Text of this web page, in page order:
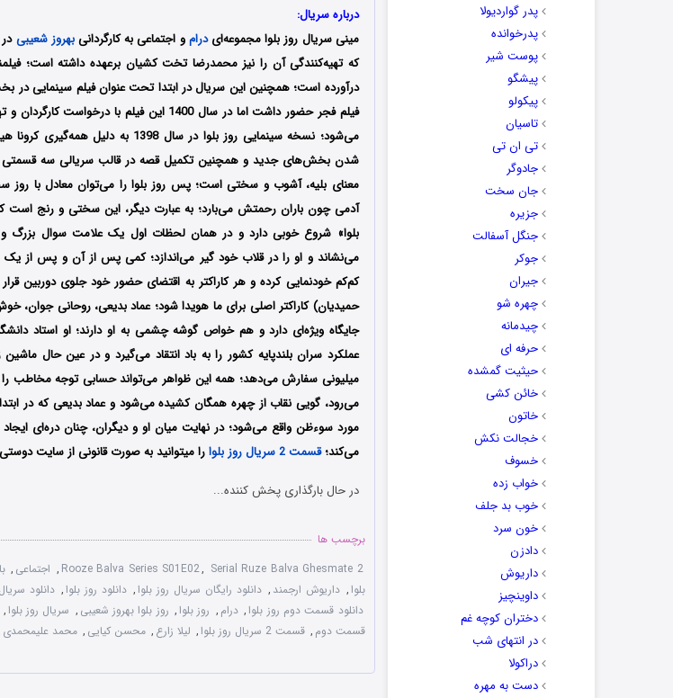
پدر گواردیولا
پدرخوانده
پوست شیر
پیشگو
پیکولو
تاسیان
تی ان تی
جادوگر
جان سخت
جزیره
جنگل آسفالت
جوکر
جیران
چهره شو
چیدمانه
حرفه ای
حیثیت گمشده
خائن کشی
خاتون
خجالت نکش
خسوف
خواب زده
خوب بد جلف
خون سرد
دادزن
داریوش
داوینچیز
دختران کوچه غم
در انتهای شب
دراکولا
دست به مهره
درباره سریال:
مینی سریال روز بلوا مجموعه‌ایدرامو اجتماعی به کارگردانیبهروز شعیبی
که تهیه‌کنندگی آن را نیز محمدرضا تخت کشیان برعهده داشته است؛
درآورده است؛ همچنین این سریال در ابتدا تحت عنوان فیلم سینمایی
فیلم فجر حضور داشت اما در سال 1400 این
می‌شود؛ نسخه سینمایی روز بلوا در سال
شدن بخش‌های جدید و همچنین تکمیل قصه در قالب سریالی سه قسمتی
معنای بلیه، آشوب و سختی است؛ پس روز بلوا را می‌توان معادل با
آدمی چون باران رحمتش می‌بارد؛ به عبارت دیگر، این سختی و رنج است
بلوا» شروع خوبی دارد و در همان لحظات اول یک علامت سوال
می‌نشاند و او را در قلاب خود گیر می‌اندازد؛ کمی پس از آن و پس از
کم‌کم خودنمایی کرده و هر کاراکتر به اقتضای حضور خود جلوی دوربین
حمیدیان) کاراکتر اصلی برای ما هویدا شود؛ عماد بدیعی، روحانی
جایگاه ویژه‌ای دارد و هم خواص گوشه‌ چشمی به او دارند؛ او استاد
عملکرد سران بلندپایه‌ کشور را به باد انتقاد می‌گیرد و در عین حال
میلیونی سفارش می‌دهد؛ همه‌ این ظواهر می‌تواند حسابی توجه مخاطب
می‌رود، گویی نقاب از چهره‌ همگان کشیده می‌شود و عماد بدیعی که در
مورد سوءظن واقع می‌شود؛ در نهایت میان او و دیگران، چنان دره‌ای
می‌کند؛قسمت 2 سریال روز بلوا را میتوانید به صورت قانونی از سایت
در حال بارگذاری پخش کننده...
برچسب ها
Rooze Balva Series S01E02, Serial Ruze Balva Ghesmate 2
, اجتماعی ,
بلوا, داریوش ارجمند , دانلود رایگان سریال روز بلوا, دانلود روز بلوا, دانلود
دانلود قسمت دوم روز بلوا, درام , روز بلوا, روز بلوا بهروز شعیبی , سریال روز بلوا,
قسمت دوم , قسمت 2 سریال روز بلوا , لیلا زارع , محسن کیایی , محمد علیمحمدی